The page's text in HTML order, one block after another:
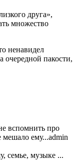
друга»,
множество
ненавидел
пакости,
вспомнить про
мешало ему...admin